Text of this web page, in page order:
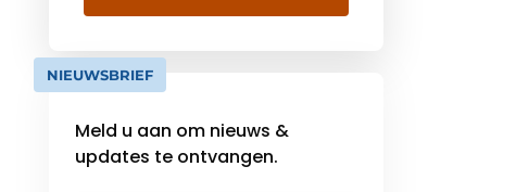
gehele levenscyclus van uw
gedegen technisch advies,
intelligente automatisering en
KSB Belgium verkoopt niet
alleen pompen en afsluiters, […]
NIEUWSBRIEF
Meld u aan om nieuws &
updates te ontvangen.